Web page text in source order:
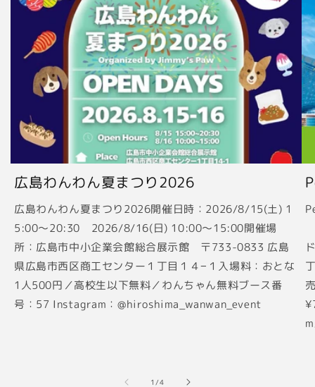
広島わんわん夏まつり2026
広島わんわん夏まつり2026開催日時：2026/8/15(土) 1
5:00〜20:30 2026/8/16(日) 10:00〜15:00開催場
所：広島市中小企業会館総合展示館 〒733-0833 広島
県広島市西区商工センター１丁目１４−１入場料：おとな
1人500円／高校生以下無料／わんちゃん無料ブース番
号：57 Instagram：@hiroshima_wanwan_event
1 /の
4